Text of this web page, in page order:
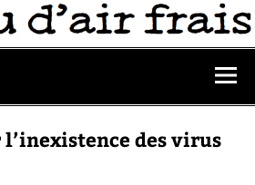
l’inexistence des virus